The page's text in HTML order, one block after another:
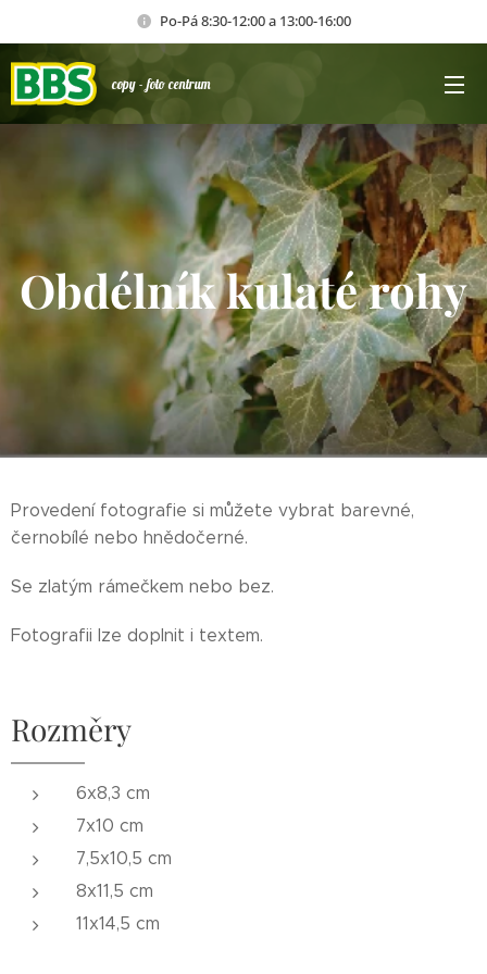
Po-Pá 8:30-12:00 a 13:00-16:00
copy - foto centrum
Obdélník kulaté rohy
Provedení fotografie si můžete vybrat barevné,
černobílé nebo hnědočerné.
Se zlatým rámečkem nebo bez.
Fotografii lze doplnit i textem.
Rozměry
6x8,3 cm
7x10 cm
7,5x10,5 cm
8x11,5 cm
11x14,5 cm